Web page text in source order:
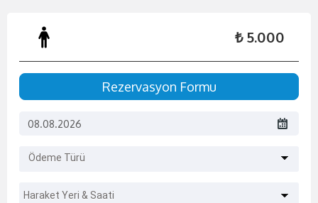
₺ 5.000
Rezervasyon Formu
Ödeme Türü
Haraket Yeri & Saati